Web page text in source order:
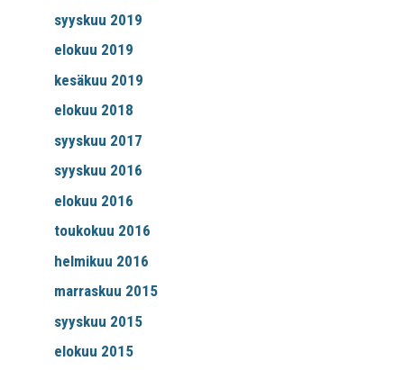
syyskuu 2019
elokuu 2019
kesäkuu 2019
elokuu 2018
syyskuu 2017
syyskuu 2016
elokuu 2016
toukokuu 2016
helmikuu 2016
marraskuu 2015
syyskuu 2015
elokuu 2015